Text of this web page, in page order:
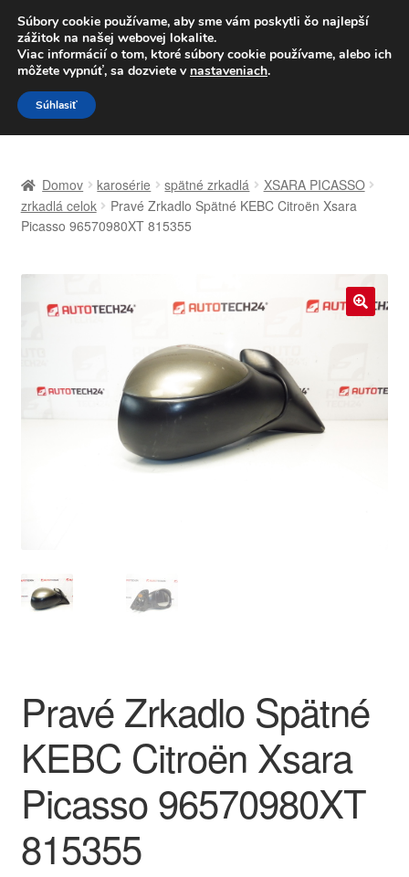
DOPRAVA od 6 EUR
Po–Pi 09:00–16:00 233 221 276
Preskočiť
na
navigáciu
Preskočiť
na
obsah
Celosvetová preprava
Môj účet
Platby
Reklamačný poriadok
Domov karosérie spätné zrkadlá
XSARA PICASSO
zrkadlá celok
Pravé Zrkadlo Spätné KEBC Citroën Xsara
Picasso 96570980XT 815355
Pravé Zrkadlo Spätné
KEBC Citroën Xsara
Picasso 96570980XT
815355
Súbory cookie používame, aby sme vám poskytli čo najlepší
zážitok na našej webovej lokalite.
Viac informácií o tom, ktoré súbory cookie používame, alebo ich
môžete vypnúť, sa dozviete v nastaveniach.
Súhlasiť